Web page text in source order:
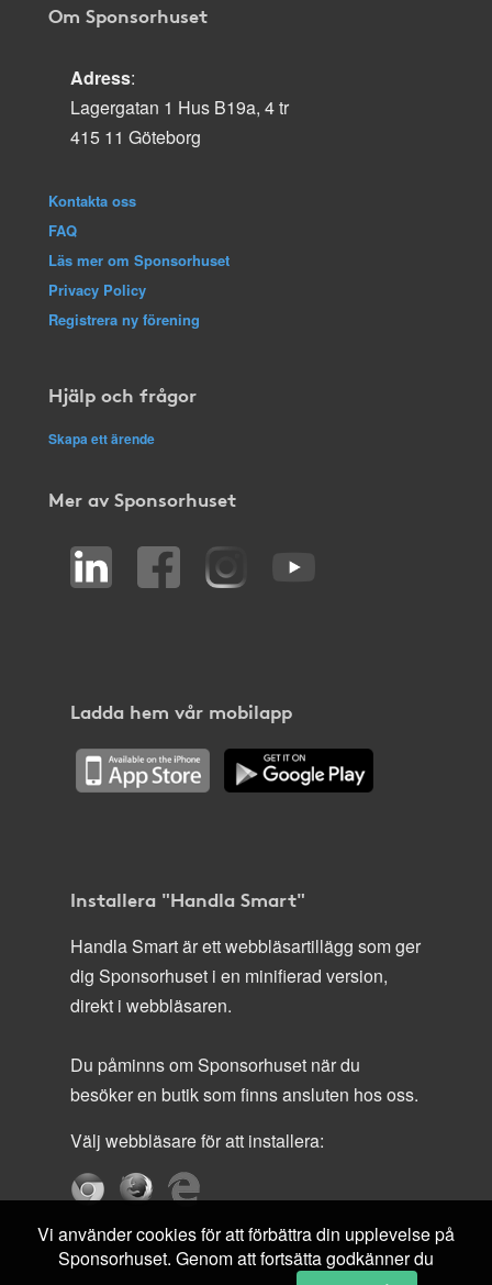
Om Sponsorhuset
Adress:
Lagergatan 1 Hus B19a, 4 tr
415 11 Göteborg
Kontakta oss
FAQ
Läs mer om Sponsorhuset
Privacy Policy
Registrera ny förening
Hjälp och frågor
Skapa ett ärende
Mer av Sponsorhuset
Ladda hem vår mobilapp
Installera "Handla Smart"
Handla Smart är ett webbläsartillägg som ger
dig Sponsorhuset i en minifierad version,
direkt i webbläsaren.
Du påminns om Sponsorhuset när du
besöker en butik som finns ansluten hos oss.
Välj webbläsare för att installera:
Vi använder cookies för att förbättra din upplevelse på
Sponsorhuset. Genom att fortsätta godkänner du